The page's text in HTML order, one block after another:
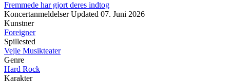
Fremmede har gjort deres indtog
Koncertanmeldelser Updated 07. Juni 2026
Kunstner
Foreigner
Spillested
Vejle Musikteater
Genre
Hard Rock
Karakter